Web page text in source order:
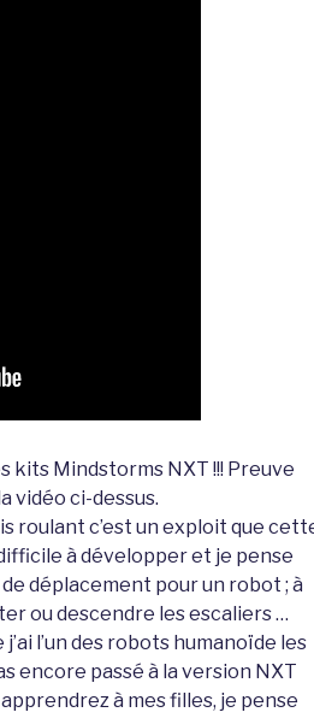
kits Mindstorms NXT !!! Preuve
vidéo ci-dessus.
roulant c’est un exploit que
à développer et je pense
déplacement pour un robot ; à
ou descendre les escaliers …
l’un des robots humanoïde les
encore passé à la version NXT
à mes filles, je pense